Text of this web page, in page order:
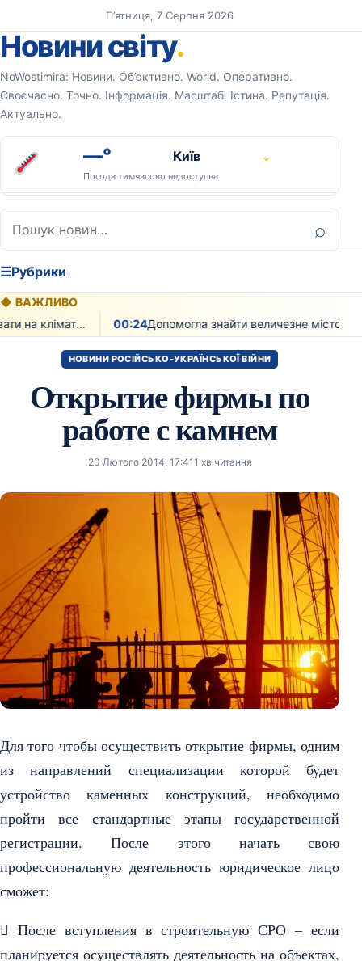
Перейти до вмістуП’ятниця, 7 Серпня 2026
Новини світу.
NoWostimira: Новини. Об’єктивно. World. Оперативно.
Своєчасно. Точно. Інформація. Масштаб. Істина. Репутація.
Актуально.
—° Київ ⌄
Погода тимчасово недоступна
⌕
☰Рубрики
◆ ВАЖЛИВО
Як рослинність може впливати на клімат екзопланет доводять вчені
00:24
НОВИНИ РОСІЙСЬКО-УКРАЇНСЬКОЇ ВІЙНИ
Открытие фирмы по
работе с камнем
20 Лютого 2014, 17:411 хв читання
Для того чтобы осуществить открытие фирмы, одним
из направлений специализации которой будет
устройство каменных конструкций, необходимо
пройти все стандартные этапы государственной
регистрации. После этого начать свою
профессиональную деятельность юридическое лицо
сможет:
 После вступления в строительную СРО – если
планируется осуществлять деятельность на объектах,